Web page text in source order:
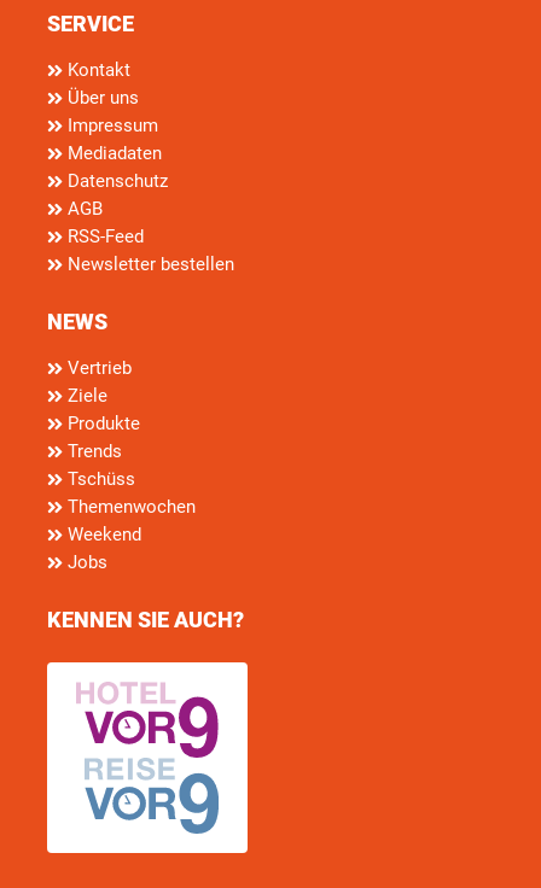
SERVICE
Kontakt
Über uns
Impressum
Mediadaten
Datenschutz
AGB
RSS-Feed
Newsletter bestellen
NEWS
Vertrieb
Ziele
Produkte
Trends
Tschüss
Themenwochen
Weekend
Jobs
KENNEN SIE AUCH?